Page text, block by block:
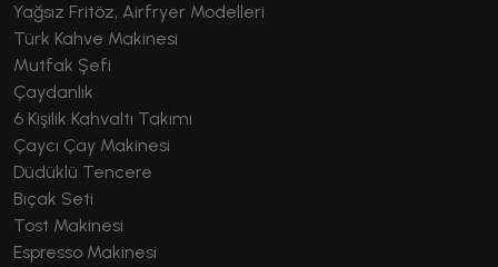
Yağsız Fritöz, Airfryer Modelleri
Türk Kahve Makinesi
Mutfak Şefi
Çaydanlık
6 Kişilik Kahvaltı Takımı
Çaycı Çay Makinesi
Düdüklü Tencere
Bıçak Seti
Tost Makinesi
Espresso Makinesi